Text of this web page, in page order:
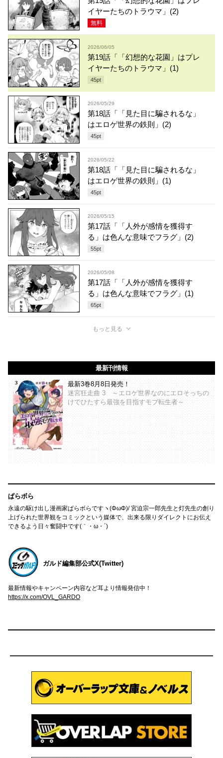
イヤーたちのトラウマ」(2)
無料
2026/06/05
第19話「「幻想的な花園」はプレ
イヤーたちのトラウマ」(1)
45pt
2026/05/29
第18話「「見た目に騙されるな」
はエロゲ世界の鉄則」(2)
45pt
2026/05/22
第18話「「見た目に騙されるな」
はエロゲ世界の鉄則」(1)
45pt
2026/05/15
第17話「「人外が感情を獲得す
る」は色んな意味でフラグ」(2)
55pt
2026/05/08
第17話「「人外が感情を獲得す
る」は色んな意味でフラグ」(1)
65pt
もっと見る
最新刊情報
最新3巻8月8日発売！
迷宮狂走曲 3 ～エロゲ世界なのにエロそっちの
けでひたすら最強を目指すモブ転生者～
ぱらボら
永遠の駆け出し漫画家ぱらボらですヽ(ΦωΦ)/ 宮迫宗一郎先生と灯先生の創り
上げられた世界観をコミックという媒体で、出来る限りダイレクトにお伝え
できるよう日々奮闘中です(｀・ω・´)
ガルド編集部公式X(Twitter)
最新情報やキャンペーン内容など耳より情報発信中！
https://x.com/OVL_GARDO